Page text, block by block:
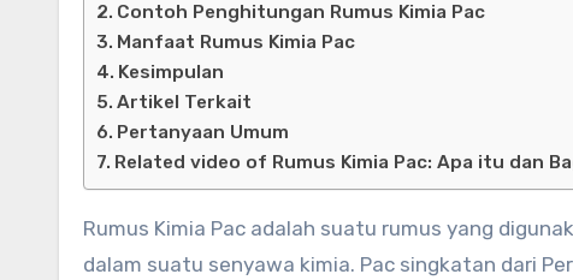
Contoh Penghitungan Rumus Kimia Pac
Manfaat Rumus Kimia Pac
Kesimpulan
Artikel Terkait
Pertanyaan Umum
Related video of Rumus Kimia Pac: Apa itu dan
Rumus Kimia Pac adalah suatu rumus yang
dalam suatu senyawa kimia. Pac singkatan dari